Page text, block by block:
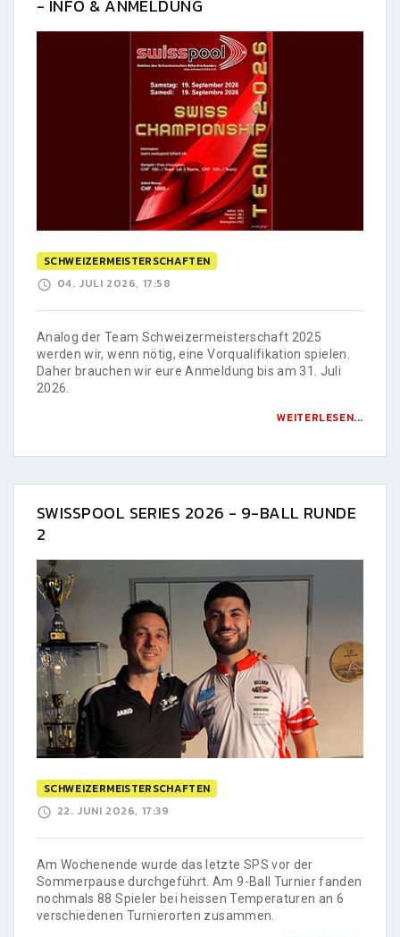
- INFO & ANMELDUNG
SCHWEIZERMEISTERSCHAFTEN
04. JULI 2026, 17:58
Analog der Team Schweizermeisterschaft 2025
werden wir, wenn nötig, eine Vorqualifikation spielen.
Daher brauchen wir eure Anmeldung bis am 31. Juli
2026.
WEITERLESEN...
SWISSPOOL SERIES 2026 - 9-BALL RUNDE
2
SCHWEIZERMEISTERSCHAFTEN
22. JUNI 2026, 17:39
Am Wochenende wurde das letzte SPS vor der
Sommerpause durchgeführt. Am 9-Ball Turnier fanden
nochmals 88 Spieler bei heissen Temperaturen an 6
verschiedenen Turnierorten zusammen.